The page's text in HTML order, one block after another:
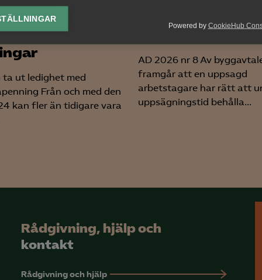
av vald valuta, region, språk eller färgschema.
cookies
hjälper oss förbättra webbplatsen genom att samla
om hur den används.
Analytics
Clarity
Ads
YouTube
Leadfeeder
Powered by CookieHub
av
årens
ta ut ledighet med
Från och med den
kan fler än tidigare vara
AD 2026 nr 8 Av
framgår att en uppsagd
arbetstagare har rätt att
uppsägningstid behålla...
Rådgivning, hjälp och
kontakt
Rådgivning och hjälp